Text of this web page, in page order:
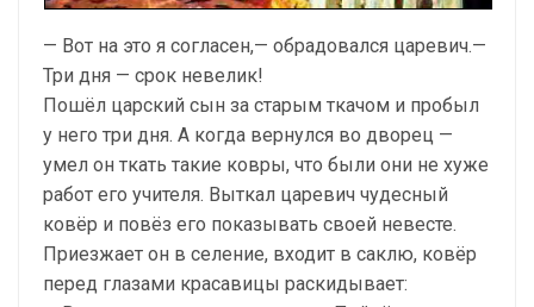
— Вот на это я согласен,— обрадовался царевич.—
Три дня — срок невелик!
Пошёл царский сын за старым ткачом и пробыл
у него три дня. А когда вернулся во дворец —
умел он ткать такие ковры, что были они не хуже
работ его учителя. Выткал царевич чудесный
ковёр и повёз его показывать своей невесте.
Приезжает он в селение, входит в саклю, ковёр
перед глазами красавицы раскидывает: